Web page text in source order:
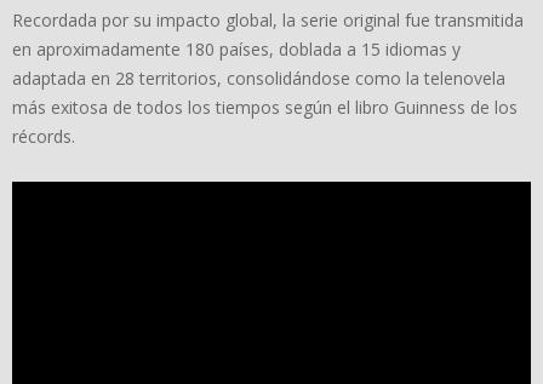
Recordada por su impacto global, la serie original fue transmitida
en aproximadamente 180 países, doblada a 15 idiomas y
adaptada en 28 territorios, consolidándose como la telenovela
más exitosa de todos los tiempos según el libro Guinness de los
récords.